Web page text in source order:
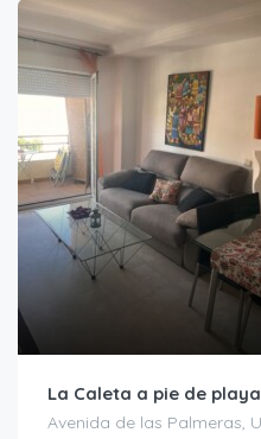
La Caleta a pie de playa